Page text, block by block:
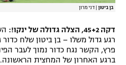
בן ביטון דני מרון
דקה 45+2, הצלה גדולה של ינקו!:
רגע גדול משלו – בן ביטון שלח
פרץ, הקשר נגח כדור נמוך לעבר
ברגע האחרון של המחצית הראשונה.